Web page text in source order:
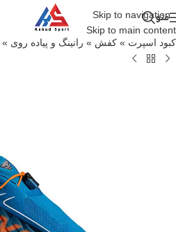
Skip to navigation
Skip to main content
منو
کبود اسپرت » کفش » رانینگ و پیاده روی »